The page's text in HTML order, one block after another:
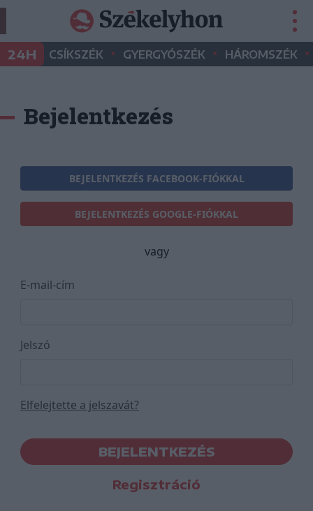
24H CSÍKSZÉK • GYERGYÓSZÉK • HÁROMSZÉK •
Bejelentkezés
BEJELENTKEZÉS FACEBOOK-FIÓKKAL
BEJELENTKEZÉS GOOGLE-FIÓKKAL
vagy
E-mail-cím
Jelszó
Elfelejtette a jelszavát?
BEJELENTKEZÉS
Regisztráció